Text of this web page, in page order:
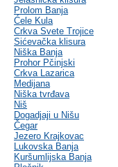
Prolom Banja
Ćele Kula
Crkva Svete Trojice
Sićevačka klisura
Niška Banja
Prohor Pčinjski
Crkva Lazarica
Medijana
Niška tvrđava
Niš
Dogadjaji u Nišu
Čegar
Jezero Krajkovac
Lukovska Banja
Kuršumlijska Banja